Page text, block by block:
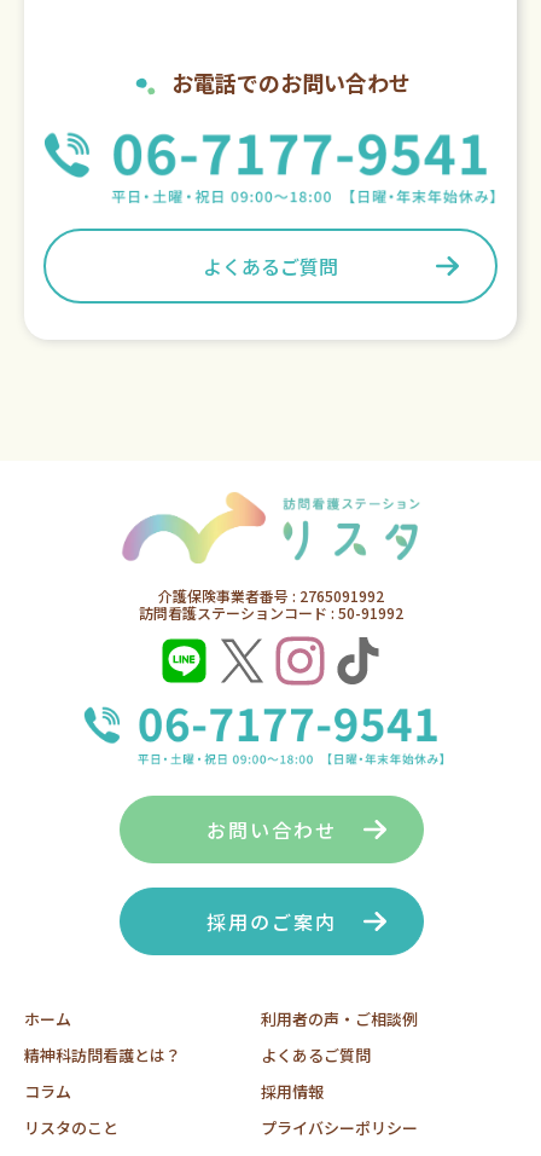
お電話でのお問い合わせ
よくあるご質問
介護保険事業者番号 : 2765091992
訪問看護ステーションコード : 50-91992
ホーム
精神科訪問看護とは？
コラム
リスタのこと
利用者の声・ご相談例
よくあるご質問
採用情報
プライバシーポリシー
お問い合わせ
採用のご案内